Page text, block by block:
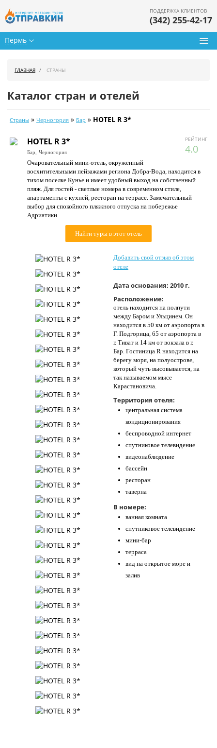
Пермь
ПОДДЕРЖКА КЛИЕНТОВ
(342) 255-42-17
Календарь туров
Цены дня
Страны
Как купить
О нас
ГЛАВНАЯ СТРАНЫ
Каталог стран и отелей
Страны » Черногория » Бар » HOTEL R 3*
РЕЙТИНГ
4.0
HOTEL R 3*
Бар, Черногория
Очаровательный мини-отель, окруженный
восхитительными пейзажами региона Добра-Вода, находится в
тихом поселке Кунье и имеет удобный выход на собственный
пляж. Для гостей - светлые номера в современном стиле,
апартаменты с кухней, ресторан на террасе. Замечательный
выбор для спокойного пляжного отпуска на побережье
Адриатики.
Найти туры в этот отель
Добавить свой отзыв об этом
отеле
Дата основания: 2010 г.
Расположение:
отель находится на полпути
между Баром и Ульцинем. Он
находится в 50 км от аэропорта в
Г. Подгорица, 65 от аэропорта в
г. Тиват и 14 км от вокзала в г.
Бар. Гостиница R находится на
берегу моря, на полуострове,
который чуть высовывается, на
так называемом мысе
Карастановича.
Территория отеля:
центральная система
кондиционирования
беспроводной интернет
спутниковое телевидение
видеонаблюдение
бассейн
ресторан
таверна
В номере:
ванная комната
спутниковое телевидение
мини-бар
терраса
вид на открытое море и
залив